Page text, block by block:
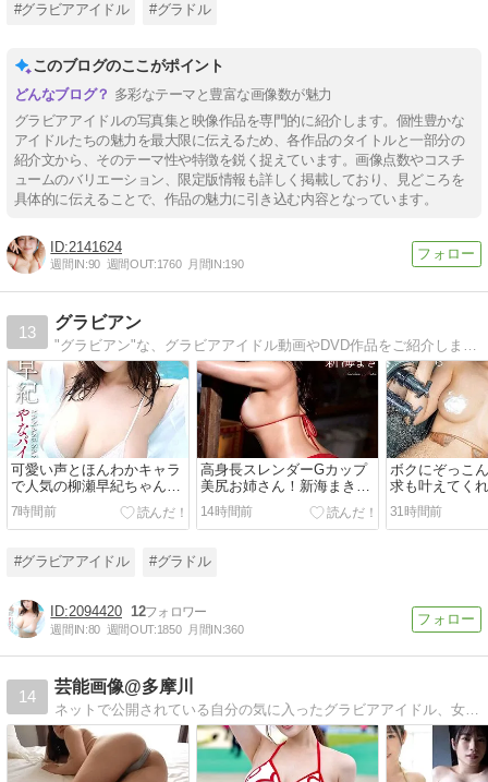
#グラビアアイドル #グラドル
このブログのここがポイント
多彩なテーマと豊富な画像数が魅力
グラビアアイドルの写真集と映像作品を専門的に紹介します。個性豊かな
アイドルたちの魅力を最大限に伝えるため、各作品のタイトルと一部分の
紹介文から、そのテーマ性や特徴を鋭く捉えています。画像点数やコスチ
ュームのバリエーション、限定版情報も詳しく掲載しており、見どころを
具体的に伝えることで、作品の魅力に引き込む内容となっています。
2141624
週間IN:90 週間OUT:1760 月間IN:190
13
グラビアン
可愛い声とほんわかキャラ
で人気の柳瀬早紀ちゃんに
超密着！大人フェロモンも
たっぷり＆おっきくて柔ら
かい‘やなぱい’に満たされ
る！【やなパイ100％！ 柳
瀬早紀】
7時間前
高身長スレンダーGカップ
美尻お姉さん！新海まきち
ゃんの無敵すぎる存在感が
ヤバすぎる！【私色に染め
たい 新海まき】
14時間前
ボクにぞっこ
求も叶えてく
ィジュアルの
んを自由にで
像！【頼まれ
31時間前
#グラビアアイドル #グラドル
2094420 12
週間IN:80 週間OUT:1850 月間IN:360
14
芸能画像@多摩川
ネットで公開されている自分の気に入ったグラビアアイドル、女優、レトロ芸能人女優、ほか、画像中心をupします。１８歳未満も観覧できます。